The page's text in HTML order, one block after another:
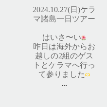
2024.10.27(日)ケラ
マ諸島一日ツアー
はいさ〜い
昨日は海外からお
越しの2組のゲス
トとケラマへ行っ
て参りました
...